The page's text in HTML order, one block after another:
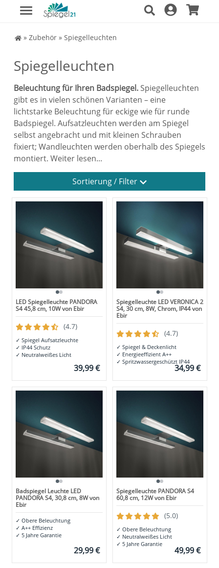
Spiegel Shop
» Zubehör» Spiegelleuchten
Spiegelleuchten
Beleuchtung für Ihren Badspiegel. Spiegelleuchten
gibt es in vielen schönen Varianten – eine
lichtstarke Beleuchtung für eckige wie für runde
Badspiegel. Aufsatzleuchten werden am Spiegel
selbst angebracht und mit kleinen Schrauben
fixiert; Wandleuchten werden oberhalb des Spiegels
montiert. Weiter lesen...
Sortierung / Filter
LED Spiegelleuchte PANDORA
S4 45,8 cm, 10W von Ebir
(4.7)
✓ Spiegel Aufsatzleuchte
✓ IP44 Schutz
✓ Neutralweißes Licht
39,99 €
Spiegelleuchte LED VERONICA 2
S4, 30 cm, 8W, Chrom, IP44 von
Ebir
(4.7)
✓ Spiegel & Deckenlicht
✓ Energieeffizient A++
✓ Spritzwassergeschützt IP44
34,99 €
Badspiegel Leuchte LED
PANDORA S4, 30,8 cm, 8W von
Ebir
✓ Obere Beleuchtung
✓ A++ Effizienz
✓ 5 Jahre Garantie
29,99 €
Spiegelleuchte PANDORA S4
60,8 cm, 12W von Ebir
(5.0)
✓ Obere Beleuchtung
✓ Neutralweißes Licht
✓ 5 Jahre Garantie
49,99 €